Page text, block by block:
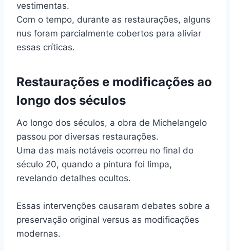
vestimentas.
Com o tempo, durante as restaurações, alguns
nus foram parcialmente cobertos para aliviar
essas críticas.
Restaurações e modificações ao
longo dos séculos
Ao longo dos séculos, a obra de Michelangelo
passou por diversas restaurações.
Uma das mais notáveis ocorreu no final do
século 20, quando a pintura foi limpa,
revelando detalhes ocultos.
Essas intervenções causaram debates sobre a
preservação original versus as modificações
modernas.